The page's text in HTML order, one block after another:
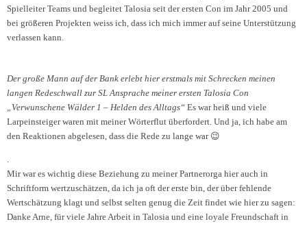
Spielleiter Teams und begleitet Talosia seit der ersten Con im Jahr 2005 und
bei größeren Projekten weiss ich, dass ich mich immer auf seine Unterstützung
verlassen kann.
Der große Mann auf der Bank erlebt hier erstmals mit Schrecken meinen
langen Redeschwall zur SL Ansprache meiner ersten Talosia Con
„Verwunschene Wälder 1 – Helden des Alltags“ Es war heiß und viele
Larpeinsteiger waren mit meiner Wörterflut überfordert. Und ja, ich habe am
den Reaktionen abgelesen, dass die Rede zu lange war 😉
.
Mir war es wichtig diese Beziehung zu meiner Partnerorga hier auch in
Schriftform wertzuschätzen, da ich ja oft der erste bin, der über fehlende
Wertschätzung klagt und selbst selten genug die Zeit findet wie hier zu sagen:
Danke Arne, für viele Jahre Arbeit in Talosia und eine loyale Freundschaft in